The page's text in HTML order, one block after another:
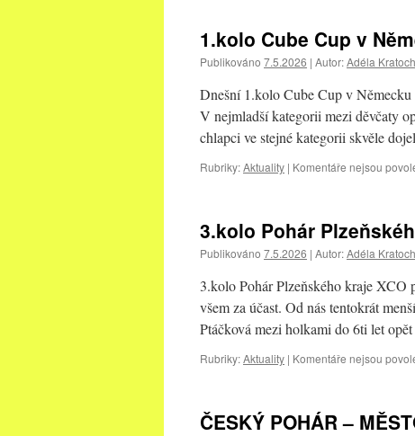
1.kolo Cube Cup v
Publikováno 7.5.2026 | Autor:Adéla
Dnešní 1.kolo Cube Cup v Německu
V nejmladší kategorii mezi děvčaty
chlapci ve stejné kategorii skvěle
Rubriky:Aktuality | Komentáře nejsou
3.kolo Pohár
Publikováno 7.5.2026 | Autor:Adéla
3.kolo Pohár Plzeňského kraje XCO
všem za účast. Od nás tentokrát
Ptáčková mezi holkami do 6ti let
Rubriky:Aktuality | Komentáře nejsou
ČESKÝ POHÁR –